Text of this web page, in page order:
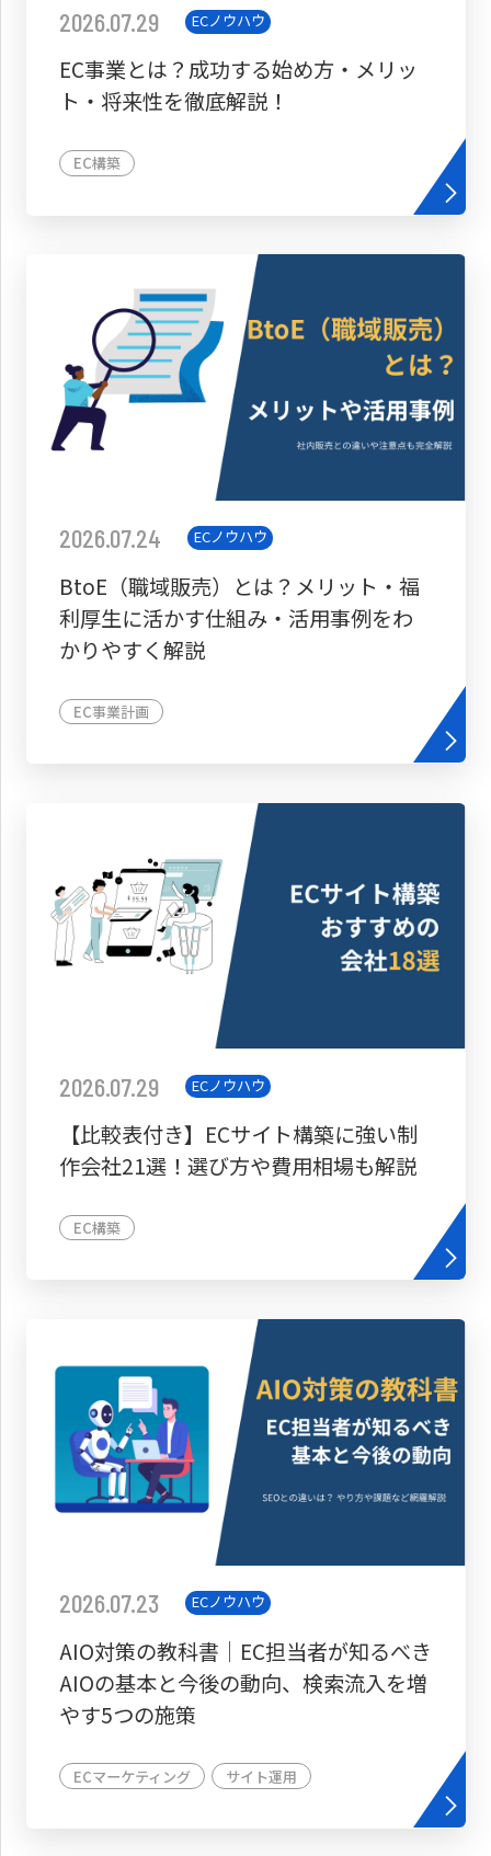
2026.07.29 ECノウハウ
EC事業とは？成功する始め方・メリッ
ト・将来性を徹底解説！
EC構築
2026.07.24 ECノウハウ
BtoE（職域販売）とは？メリット・福
利厚生に活かす仕組み・活用事例をわ
かりやすく解説
EC事業計画
2026.07.29 ECノウハウ
【比較表付き】ECサイト構築に強い制
作会社21選！選び方や費用相場も解説
EC構築
2026.07.23 ECノウハウ
AIO対策の教科書│EC担当者が知るべき
AIOの基本と今後の動向、検索流入を増
やす5つの施策
ECマーケティング サイト運用